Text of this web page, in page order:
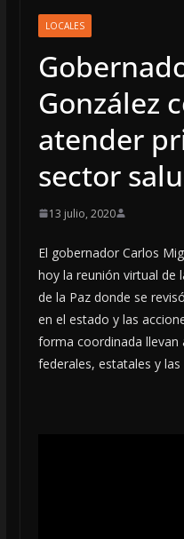
LOCALES
González
atender
sector
13 julio, 2020
El gobernador Carlos
hoy la reunión virtual de
de la Paz donde se
en el estado y las
forma coordinada llevan
federales, estatales y